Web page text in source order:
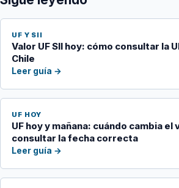
UF Y SII
Valor UF SII hoy: cómo consultar la
Chile
Leer guía →
UF HOY
UF hoy y mañana: cuándo cambia el
consultar la fecha correcta
Leer guía →